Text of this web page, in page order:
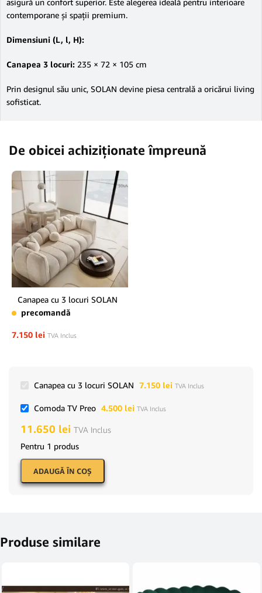
asigură un confort superior. Este alegerea ideală pentru interioare
contemporane și spații premium.
Dimensiuni (L, l, H):
Canapea 3 locuri: 235 × 72 × 105 cm
Prin designul său unic, SOLAN devine piesa centrală a oricărui living
sofisticat.
De obicei achiziționate împreună
Canapea cu 3 locuri SOLAN
precomandă
7.150 lei TVA Inclus
Canapea cu 3 locuri SOLAN 7.150 lei TVA Inclus
Comoda TV Preo 4.500 lei TVA Inclus
11.650 lei TVA Inclus
Pentru 1 produs
ADAUGĂ ÎN COŞ
Produse similare